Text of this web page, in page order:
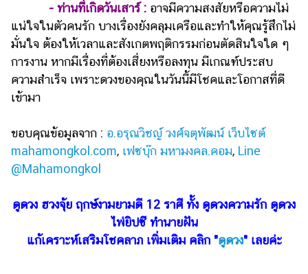
- ท่านที่เกิดวันเสาร์ : อาจมีความสงสัยหรือความไม่
แน่ใจในตัวคนรัก บางเรื่องยังคลุมเครือและทำให้คุณรู้สึกไม่
มั่นใจ ต้องให้เวลาและสังเกตพฤติกรรมก่อนตัดสินใจใด ๆ
การงาน หากมีเรื่องที่ต้องเสี่ยงหรือลงทุน มีเกณฑ์ประสบ
ความสำเร็จ เพราะดวงของคุณในวันนี้มีโชคและโอกาสที่ดี
เข้ามา
ขอบคุณข้อมูลจาก : อ.อรุณวิชญ์ วงศ์จตุพัฒน์ เว็บไซต์
mahamongkol.com, เฟซบุ๊ก มหามงคล.คอม, Line
@Mahamongkol
ดูดวง ฮวงจุ้ย ฤกษ์งามยามดี 12 ราศี ทั้ง ดูดวงความรัก ดูดวง
ไพ่ยิปซี ทํานายฝัน
แก้เคราะห์เสริมโชคลาภ เพิ่มเติม คลิก "ดูดวง" เลยค่ะ